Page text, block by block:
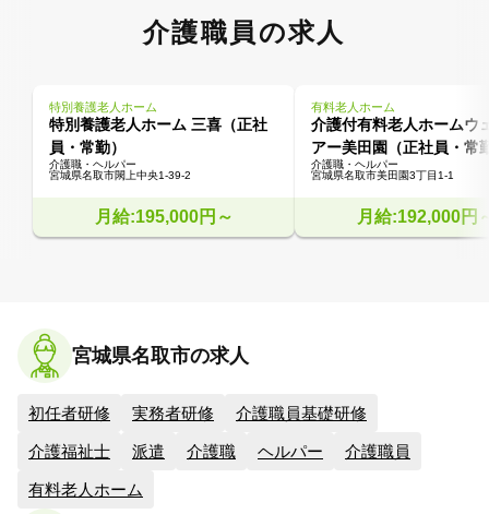
介護職員の求人
特別養護老人ホーム
特別養護老人ホーム 三喜（正社
員・常勤）
介護職・ヘルパー
宮城県名取市閖上中央1-39-2
月給:195,000円～
有料老人ホーム
介護付有料老人ホームウ
アー美田園（正社員・常
介護職・ヘルパー
宮城県名取市美田園3丁目1-1
月給:192,000円
宮城県名取市の求人
初任者研修 実務者研修 介護職員基礎研修
介護福祉士 派遣 介護職 ヘルパー 介護職員
有料老人ホーム